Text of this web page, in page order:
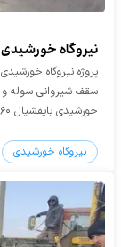
نیروگاه خورشیدی ۲ مگاوات – قالی سلیمان
خورشیدی بایفشیال ۶۶۰ وات برند Canadian Solar استفاده شده است.
نیروگاه خورشیدی